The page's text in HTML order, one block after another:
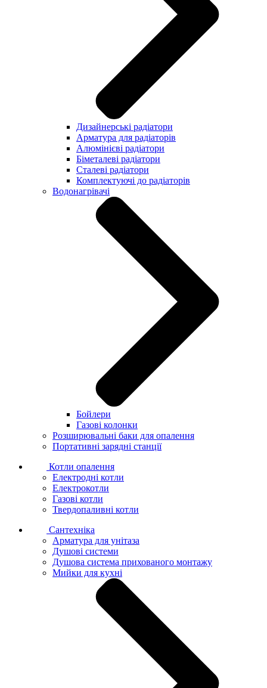
Дизайнерські радіатори
Арматура для радіаторів
Алюмінієві радіатори
Біметалеві радіатори
Сталеві радіатори
Комплектуючі до радіаторів
Водонагрівачі
Бойлери
Газові колонки
Розширювальні баки для опалення
Портативні зарядні станції
Котли опалення
Електродні котли
Електрокотли
Газові котли
Твердопаливні котли
Сантехніка
Арматура для унітаза
Душові системи
Душова система прихованого монтажу
Мийки для кухні